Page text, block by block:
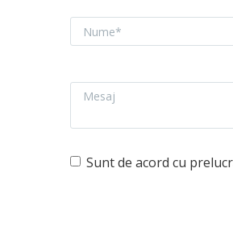
Sunt de acord cu